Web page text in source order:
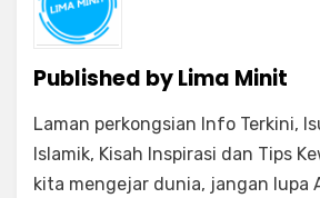
Published byLima Minit
Laman perkongsian Info Terkini,
Islamik, Kisah Inspirasi dan Tips
kita mengejar dunia, jangan lupa